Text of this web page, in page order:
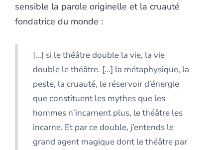
sensible la parole originelle et la cruauté
fondatrice du monde :
[…] si le théâtre double la vie, la vie
double le théâtre. […] la métaphysique, la
peste, la cruauté, le réservoir d’énergie
que constituent les mythes que les
hommes n’incarnent plus, le théâtre les
incarne. Et par ce double, j’entends le
grand agent magique dont le théâtre par